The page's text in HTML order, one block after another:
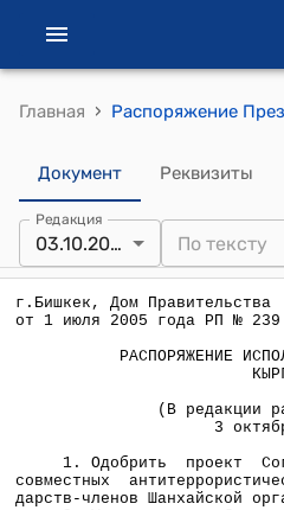
Главная ›
Документ Реквизиты
Редакция
03.10.2005